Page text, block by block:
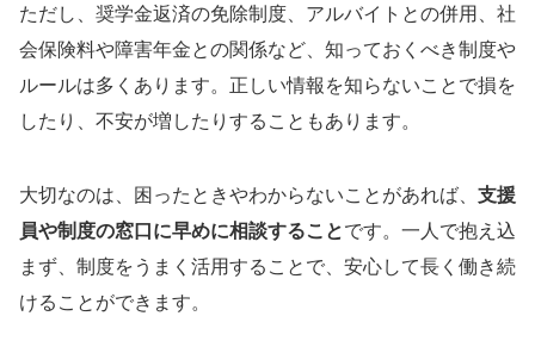
ただし、奨学金返済の免除制度、アルバイトとの併用、社
会保険料や障害年金との関係など、知っておくべき制度や
ルールは多くあります。正しい情報を知らないことで損を
したり、不安が増したりすることもあります。
大切なのは、困ったときやわからないことがあれば、 支援
員や制度の窓口に早めに相談することです。一人で抱え込
まず、制度をうまく活用することで、安心して長く働き続
けることができます。